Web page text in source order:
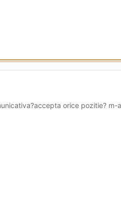
orice pozitie?